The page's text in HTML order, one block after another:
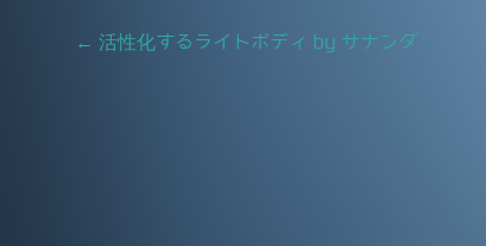
b
o
Post
← 活性化するライトボディ by サナンダ